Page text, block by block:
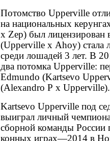
Потомство Upperville
на национальных
х Zep) был лицензирован
(Upperville x Ahoy) стала
среди лошадей 3 лет. В
два потомка Upperville:
Edmundo (Kartsevo
(Alexandro P x Upperville).
Kartsevo Upperville под
выиграл личный
сборной команды России
конных играх—2014 в